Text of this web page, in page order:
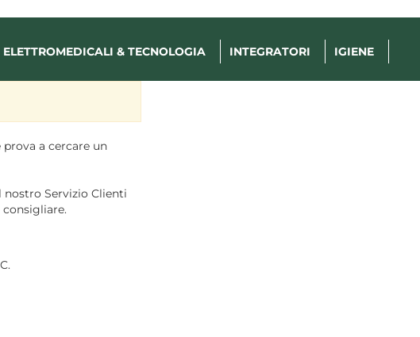
ELETTROMEDICALI & TECNOLOGIA INTEGRATORI IGIENE
a cercare un
Servizio Clienti